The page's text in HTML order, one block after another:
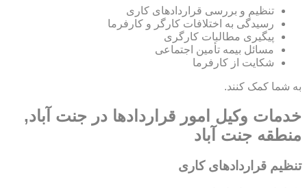
تنظیم و بررسی قراردادهای کاری
رسیدگی به اختلافات کارگر و کارفرما
پیگیری مطالبات کارگری
مسائل بیمه تأمین اجتماعی
شکایت از کارفرما
به شما کمک کنند.
خدمات وکیل امور قراردادها در جنت آباد,
منطقه جنت آباد
تنظیم قراردادهای کاری